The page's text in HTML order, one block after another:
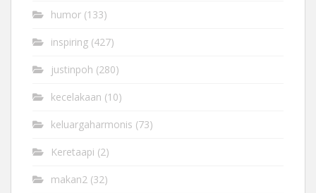
humor (133)
inspiring (427)
justinpoh (280)
kecelakaan (10)
keluargaharmonis (73)
Keretaapi (2)
makan2 (32)